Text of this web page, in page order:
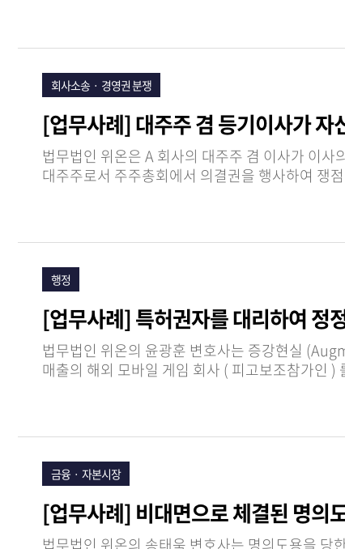
회사소송ㆍ 경영권 분쟁
[업무사례] 대주주 겸 등기이사가
법무법인 위온은 A 회사의 대주주 겸 이사가 이사의 보수한도를 상향하는 내용으로 정관을 개정해 달라는 안건 ( 이하 ‘ 쟁점 안건 ’) 을 주주총회에 상정하고 ,
대주주로서 주주총회에서 의결권을 행사하여 쟁
행정
[업무사례] 특허권자를 대리하여 정
법무법인 위온의 윤광훈 변호사는 증강현실 (Augmented Reality; AR) 관련 특허를 보유한 국내 특허권자 ( 원고 )
금융ㆍ 자본시장
[업무사례] 비대면으로 체결된 명의
법무법인 위온의 송태욱 변호사는 명의도용을 당한 원고가 다수 금융회사를 상대로 제기한 채무부존재확인소송에서 피고 금융회사를 대리 하여 원고 청구를 기각하는